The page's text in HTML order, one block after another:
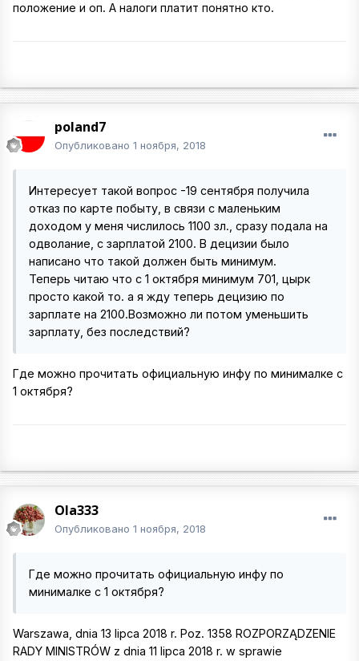
положение и оп. А налоги платит понятно кто.
poland7
Опубликовано 1 ноября, 2018
Интересует такой вопрос -19 сентября получила
отказ по карте побыту, в связи с маленьким
доходом у меня числилось 1100 зл., сразу подала на
одволание, с зарплатой 2100. В децизии было
написано что такой должен быть минимум.
Теперь читаю что с 1 октября минимум 701, цырк
просто какой то. а я жду теперь децизию по
зарплате на 2100.Возможно ли потом уменьшить
зарплату, без последствий?
Где можно прочитать официальную инфу по минималке с
1 октября?
Ola333
Опубликовано 1 ноября, 2018
Где можно прочитать официальную инфу по
минималке с 1 октября?
Warszawa, dnia 13 lipca 2018 r. Poz. 1358 ROZPORZĄDZENIE
RADY MINISTRÓW z dnia 11 lipca 2018 r. w sprawie